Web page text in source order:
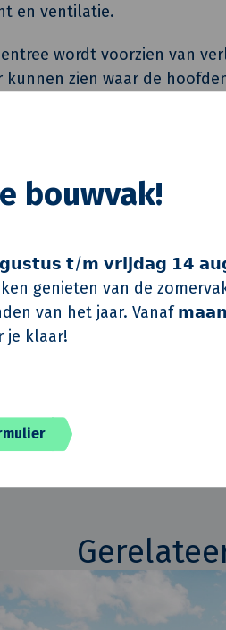
bouwvak!
𝘁/𝗺 𝘃𝗿𝗶𝗷𝗱𝗮𝗴 𝟭𝟰
genieten van de
van het jaar. Vanaf
je klaar!
en ventilatie.
wordt voorzien van
zien waar de
vloerbedekking met
zijn en worden
en opgefriste
TBA